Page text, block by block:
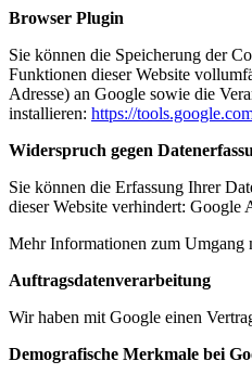
Browser Plugin
Sie können die Speicherung der
Funktionen dieser Website
Adresse) an Google sowie die
installieren: https://
Widerspruch gegen
Sie können die Erfassung Ihrer
dieser Website verhindert: Google
Mehr Informationen zum Umgang
Auftragsdatenverarbeitung
Wir haben mit Google einen
Demografische Merkmale bei